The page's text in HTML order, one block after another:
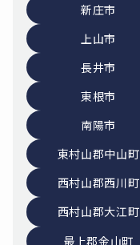
新庄市
上山市
長井市
東根市
南陽市
東村山郡中山町
西村山郡西川町
西村山郡大江町
最上郡金山町